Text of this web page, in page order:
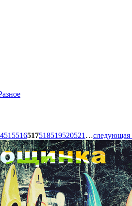
515516517518519520521 …следующая